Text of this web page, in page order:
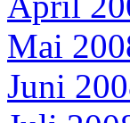
Mai
Juni